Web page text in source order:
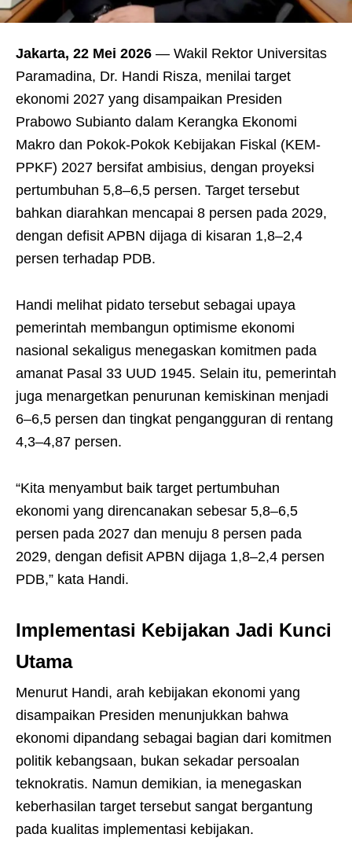
Jakarta, 22 Mei 2026 — Wakil Rektor Universitas
Paramadina, Dr. Handi Risza, menilai target
ekonomi 2027 yang disampaikan Presiden
Prabowo Subianto dalam Kerangka Ekonomi
Makro dan Pokok-Pokok Kebijakan Fiskal (KEM-
PPKF) 2027 bersifat ambisius, dengan proyeksi
pertumbuhan 5,8–6,5 persen. Target tersebut
bahkan diarahkan mencapai 8 persen pada 2029,
dengan defisit APBN dijaga di kisaran 1,8–2,4
persen terhadap PDB.
Handi melihat pidato tersebut sebagai upaya
pemerintah membangun optimisme ekonomi
nasional sekaligus menegaskan komitmen pada
amanat Pasal 33 UUD 1945. Selain itu, pemerintah
juga menargetkan penurunan kemiskinan menjadi
6–6,5 persen dan tingkat pengangguran di rentang
4,3–4,87 persen.
“Kita menyambut baik target pertumbuhan
ekonomi yang direncanakan sebesar 5,8–6,5
persen pada 2027 dan menuju 8 persen pada
2029, dengan defisit APBN dijaga 1,8–2,4 persen
PDB,” kata Handi.
Implementasi Kebijakan Jadi Kunci
Utama
Menurut Handi, arah kebijakan ekonomi yang
disampaikan Presiden menunjukkan bahwa
ekonomi dipandang sebagai bagian dari komitmen
politik kebangsaan, bukan sekadar persoalan
teknokratis. Namun demikian, ia menegaskan
keberhasilan target tersebut sangat bergantung
pada kualitas implementasi kebijakan.